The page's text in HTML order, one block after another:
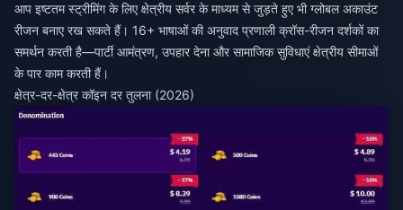
आप इष्टतम स्ट्रीमिंग के लिए क्षेत्रीय सर्वर के माध्यम से जुड़ते हुए भी ग्लोबल अकाउंट
रीजन बनाए रख सकते हैं। 16+ भाषाओं की अनुवाद प्रणाली क्रॉस-रीजन दर्शकों का
समर्थन करती है—पार्टी आमंत्रण, उपहार देना और सामाजिक सुविधाएं क्षेत्रीय सीमाओं
के पार काम करती हैं।
क्षेत्र-दर-क्षेत्र कॉइन दर तुलना (2026)